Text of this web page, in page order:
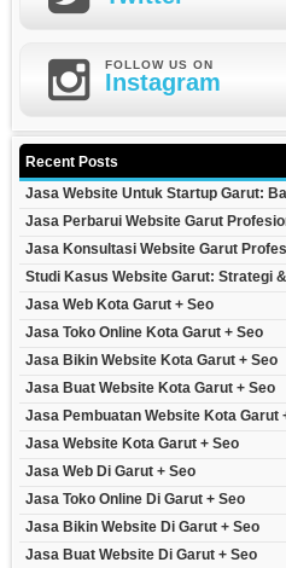
FOLLOW US ON
Instagram
Recent Posts
Jasa Website Untuk Startup Garut:
Jasa Perbarui Website Garut
Jasa Konsultasi Website Garut
Studi Kasus Website Garut: Strategi
Jasa Web Kota Garut + Seo
Jasa Toko Online Kota Garut + Seo
Jasa Bikin Website Kota Garut + Seo
Jasa Buat Website Kota Garut + Seo
Jasa Pembuatan Website Kota Garut
Jasa Website Kota Garut + Seo
Jasa Web Di Garut + Seo
Jasa Toko Online Di Garut + Seo
Jasa Bikin Website Di Garut + Seo
Jasa Buat Website Di Garut + Seo